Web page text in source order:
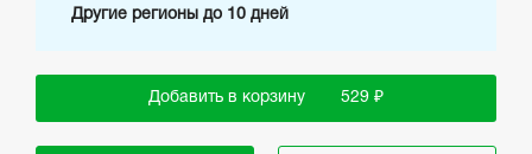
Другие регионы до 10 дней
Добавить в корзину 529 ₽